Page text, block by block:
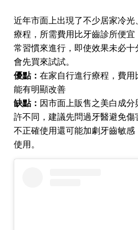
近年市面上出現了不少居家冷
療程，所需費用比牙齒診所便宜
常習慣來進行，即使效果未必
會先買來試試。
優點： 在家自行進行療程，費用
能有明顯改善
缺點： 因市面上販售之美白成
許不同，建議先問過牙醫避免傷
不正確使用還可能加劇牙齒敏
使用。